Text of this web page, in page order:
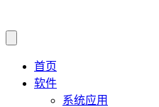
首页
软件
系统应用